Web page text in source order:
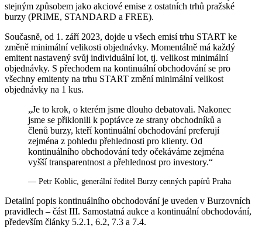
stejným způsobem jako akciové emise z ostatních trhů pražské
burzy (PRIME, STANDARD a FREE).
Současně, od 1. září 2023, dojde u všech emisí trhu START ke
změně minimální velikosti objednávky. Momentálně má každý
emitent nastavený svůj individuální lot, tj. velikost minimální
objednávky. S přechodem na kontinuální obchodování se pro
všechny emitenty na trhu START změní minimální velikost
objednávky na 1 kus.
„Je to krok, o kterém jsme dlouho debatovali. Nakonec
jsme se přiklonili k poptávce ze strany obchodníků a
členů burzy, kteří kontinuální obchodování preferují
zejména z pohledu přehlednosti pro klienty. Od
kontinuálního obchodování tedy očekáváme zejména
vyšší transparentnost a přehlednost pro investory.“
— Petr Koblic, generální ředitel Burzy cenných papírů Praha
Detailní popis kontinuálního obchodování je uveden v Burzovních
pravidlech – část III. Samostatná aukce a kontinuální obchodování,
především články 5.2.1, 6.2, 7.3 a 7.4.